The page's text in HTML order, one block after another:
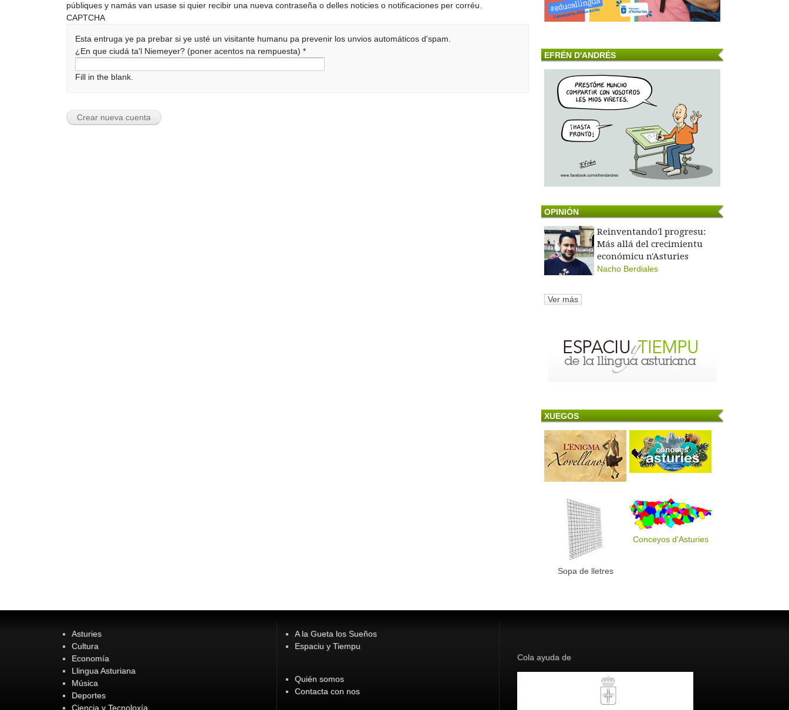
públiques y namás van usase si quier recibir una nueva contraseña o delles noticies o notificaciones per corréu.
CAPTCHA
Esta entruga ye pa prebar si ye usté un visitante humanu pa prevenir los unvios automáticos d'spam.
¿En que ciudá ta'l Niemeyer? (poner acentos na rempuesta)*
Fill in the blank.
EFRÉN D'ANDRÉS
OPINIÓN
Reinventando'l progresu:
Más allá del crecimientu
económicu n'Asturies
Nacho Berdiales
Ver más
XUEGOS
Sopa de lletres
Conceyos d'Asturies
Asturies
Cultura
Economía
Llingua Asturiana
Música
Deportes
Ciencia y Tecnoloxía
A la Gueta los Sueños
Espaciu y Tiempu
Quién somos
Contacta con nos
Cola ayuda de